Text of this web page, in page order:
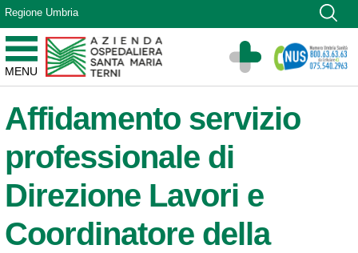
Vai ai contenuti
Vai al menu di navigazione
Vai al footer
Regione Umbria
MENU
Azienda Ospedaliera Santa Maria di Terni
Sito Istituzionale
Affidamento servizio
professionale di
Direzione Lavori e
Coordinatore della